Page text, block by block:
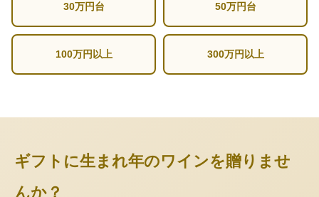
30万円台 50万円台
100万円以上 300万円以上
ギフトに生まれ年のワインを贈りませ
んか？